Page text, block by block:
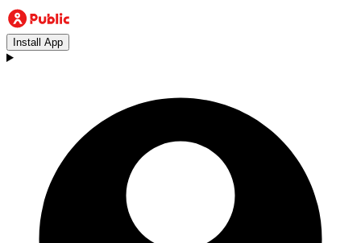
Install App